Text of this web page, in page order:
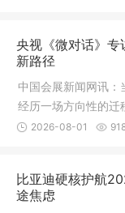
央视《微对话》专
新路径
中国会展新闻网讯：
经历一场方向性的迁
真正进入
2026-08-01
比亚迪硬核护航
途焦虑